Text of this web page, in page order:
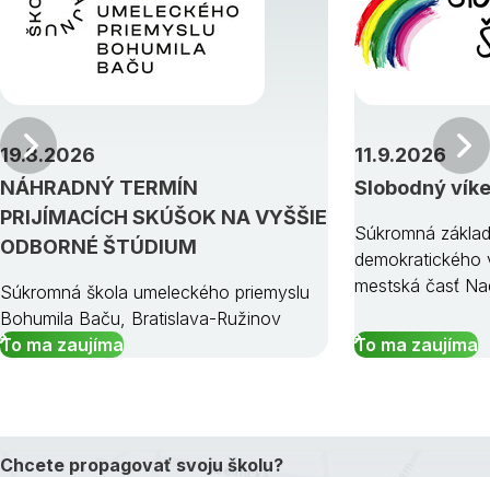
NÁHRADNÝ TERMÍN
PRIJÍMACÍCH SKÚŠOK NA VYŠŠIE
ODBORNÉ ŠTÚDIUM
19.8.2026
Súkromná škola umeleckého priemyslu
Bohumila Baču, Bratislava-Ružinov
To ma zaujíma
Slobodný
11.9.2026
Súkromná
demokratického
mestská časť
To ma zaujíma
Predchádzajúci
Chcete propagovať svoju školu?